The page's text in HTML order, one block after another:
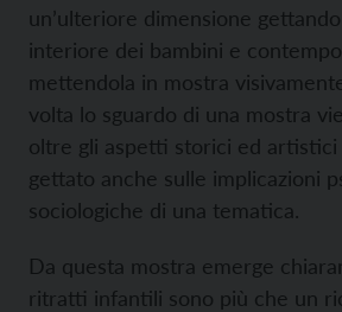
un’ulteriore dimensione
interiore dei bambini e
mettendola in mostra
volta lo sguardo di una mostra
oltre gli aspetti storici ed artistici
gettato anche sulle implicazioni
sociologiche di una tematica.
Da questa mostra emerge
ritratti infantili sono più che un